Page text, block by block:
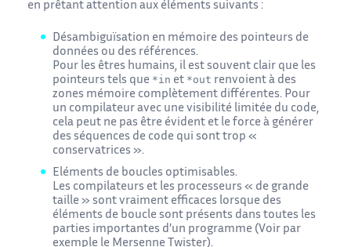
en prêtant attention aux éléments suivants :
Désambiguïsation en mémoire des pointeurs de
données ou des références.
Pour les êtres humains, il est souvent clair que les
pointeurs tels que *in et *out renvoient à des
zones mémoire complètement différentes. Pour
un compilateur avec une visibilité limitée du code,
cela peut ne pas être évident et le force à générer
des séquences de code qui sont trop «
conservatrices ».
Eléments de boucles optimisables.
Les compilateurs et les processeurs « de grande
taille » sont vraiment efficaces lorsque des
éléments de boucle sont présents dans toutes les
parties importantes d’un programme (Voir par
exemple le Mersenne Twister).